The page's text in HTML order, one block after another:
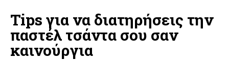
Tips για να διατηρήσεις την
παστέλ τσάντα σου σαν
καινούργια